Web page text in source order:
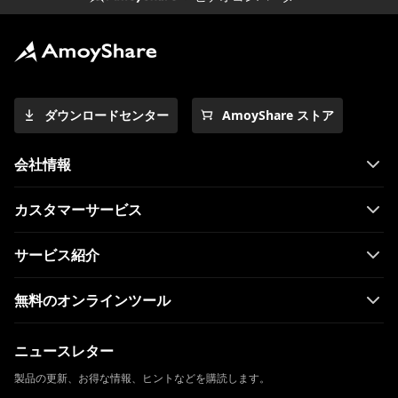
ダウンロードセンター AmoyShare ストア
会社情報
カスタマーサービス
サービス紹介
無料のオンラインツール
ニュースレター
製品の更新、お得な情報、ヒントなどを購読します。